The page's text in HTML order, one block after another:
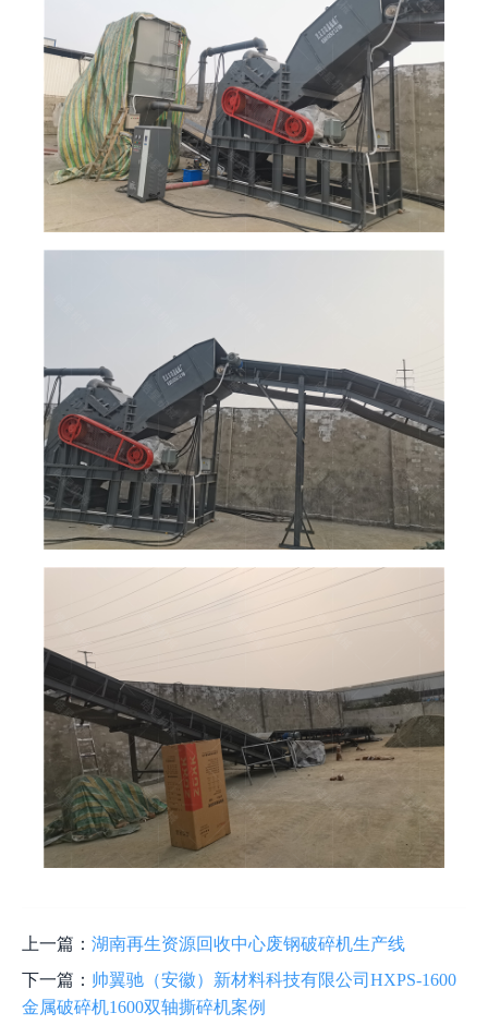
上一篇： 湖南再生资源回收中心废钢破碎机生产线
下一篇： 帅翼驰（安徽）新材料科技有限公司HXPS-1600
金属破碎机1600双轴撕碎机案例